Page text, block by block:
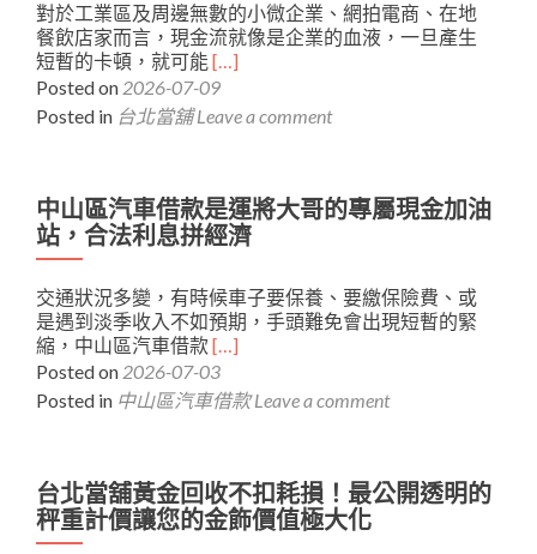
申
辦
當
天
撥
薪
轉
皆
可
辦！
機
車
高
過
件
率
用
專
業
對於工業區及周邊無數的小微企業、網拍電商、在地
餐飲店家而言，現金流就像是企業的血液，一旦產生
短暫的卡頓，就可能 Read
more
台
舖
是
中
企
業
的
隱
形
工
商
融
[…]
Posted on 2026-07-09
Posted in 台北當舖 Leave a comment
中山區汽車借款是運將大哥的專屬現金加油
站，合法利息拼經濟
交通狀況多變，有時候車子要保養、要繳保險費、或
是遇到淡季收入不如預期，手頭難免會出現短暫的緊
縮，中山區汽車借款 Read
more
about
中
汽
車
借
[…]
Posted on 2026-07-03
Posted in 中山區汽車借款 Leave a comment
台北當舖黃金回收不扣耗損！最公開透明的
秤重計價讓您的金飾價值極大化